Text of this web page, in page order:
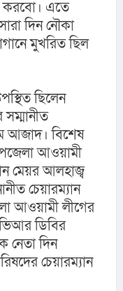
করবো। এতে
দিন নৌকা
মুখরিত ছিল
ছিলেন
আজাদ। বিশেষ
আওয়ামী
মেয়র আলহাজ্ব
চেয়ারম্যান
আওয়ামী লীগের
ডিবির
নেতা দিন
চেয়ারম্যান